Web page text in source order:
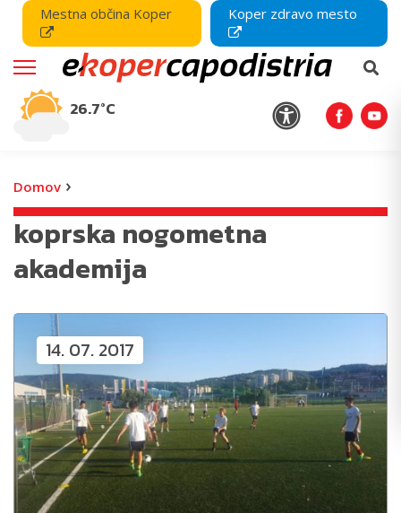
Mestna občina Koper Koper zdravo mesto
26.7°C
Domov ›
koprska nogometna
akademija
14. 07. 2017